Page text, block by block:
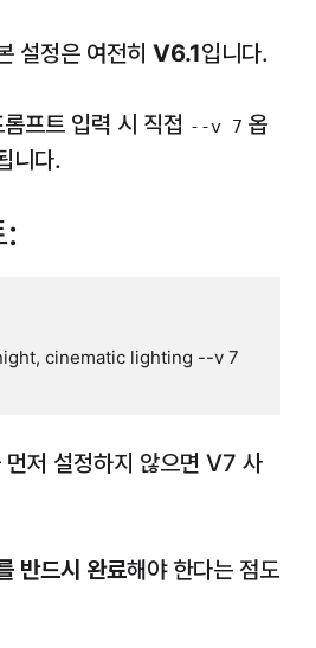
설정은 여전히 V6.1입니다.
프트 입력 시 직접 --v 7 옵
니다.
:
cinematic lighting --v 7
먼저 설정하지 않으면 V7 사
반드시 완료해야 한다는 점도